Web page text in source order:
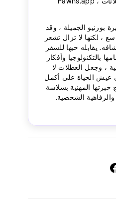
بورنيو الجميلة ، وقد
، لكنها لا تزال تشعر
يقابله حبها للسفر
بالتكنولوجيا وأفكار
، وجعل العطلات لا
عيش الحياة على أكمل
المهنية بسلاسة
الشخصية.